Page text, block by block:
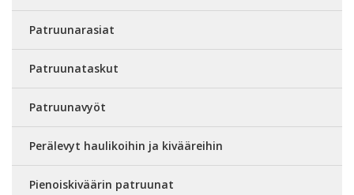
Patruunarasiat
Patruunataskut
Patruunavyöt
Perälevyt haulikoihin ja kivääreihin
Pienoiskiväärin patruunat